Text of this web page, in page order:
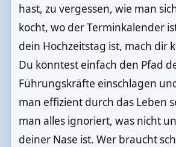
hast, zu vergessen, wie man
kocht, wo der Terminkalender
dein Hochzeitstag ist, mach dir
Du könntest einfach den Pfad
Führungskräfte einschlagen
man effizient durch das Leben
man alles ignoriert, was nicht
deiner Nase ist. Wer braucht